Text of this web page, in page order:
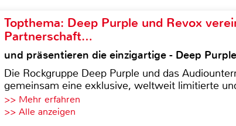
Topthema: Deep Purple und Revox
Partnerschaft…
und präsentieren die einzigartige - Deep
Die Rockgruppe Deep Purple und das
gemeinsam eine exklusive, weltweit limitierte
>> Mehr erfahren
>> Alle anzeigen